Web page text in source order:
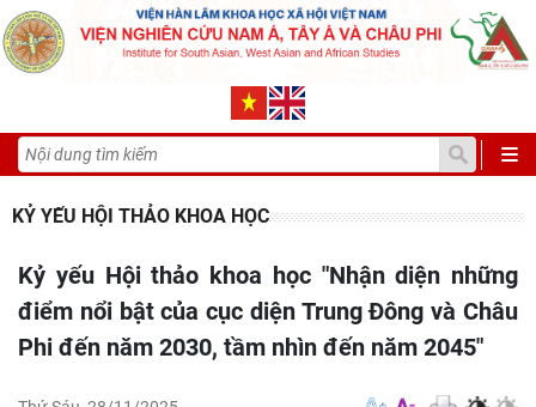
KỶ YẾU HỘI THẢO KHOA HỌC
Kỷ yếu Hội thảo khoa học "Nhận diện những
điểm nổi bật của cục diện Trung Đông và Châu
Phi đến năm 2030, tầm nhìn đến năm 2045"